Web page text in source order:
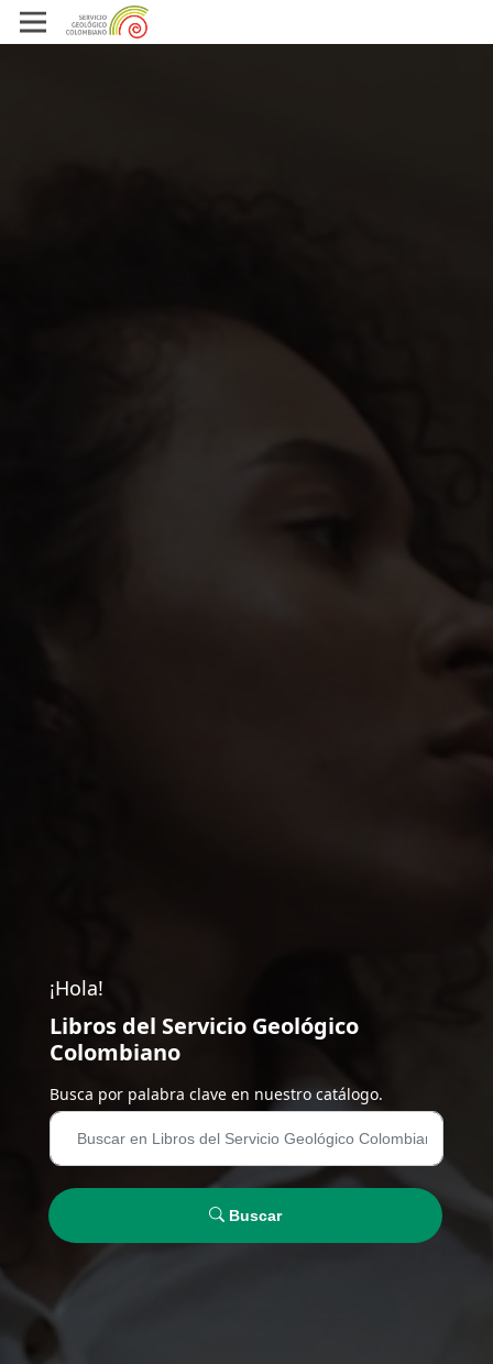
¡Hola!
Libros del Servicio Geológico
Colombiano
Busca por palabra clave en nuestro catálogo.
Buscar